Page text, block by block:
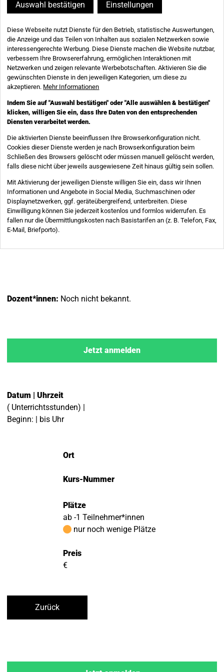
Dozent*innen: Noch nicht bekannt.
Jetzt anmelden
Datum | Uhrzeit
( Unterrichtsstunden) |
Beginn: | bis Uhr
Ort
Kurs-Nummer
Plätze
ab -1 Teilnehmer*innen
nur noch wenige Plätze
Preis
€
Zurück